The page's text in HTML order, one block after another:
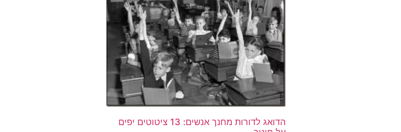
הדואג לדורות מחנך אנשים: 13 ציטוטים יפים